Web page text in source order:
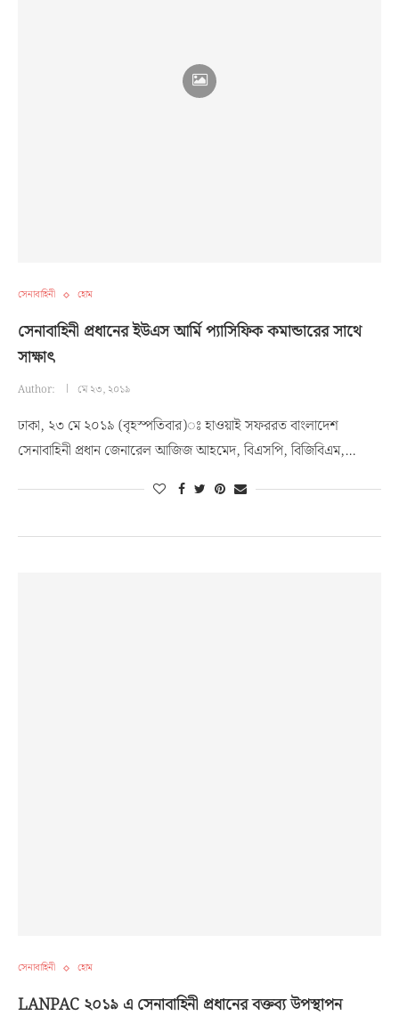
সেনাবাহিনী হোম
সেনাবাহিনী প্রধানের ইউএস আর্মি প্যাসিফিক কমান্ডারের সাথে
সাক্ষাৎ
Author: মে ২৩, ২০১৯
ঢাকা, ২৩ মে ২০১৯ (বৃহস্পতিবার)ঃ হাওয়াই সফররত বাংলাদেশ
সেনাবাহিনী প্রধান জেনারেল আজিজ আহমেদ, বিএসপি, বিজিবিএম,…
সেনাবাহিনী হোম
LANPAC ২০১৯ এ সেনাবাহিনী প্রধানের বক্তব্য উপস্থাপন